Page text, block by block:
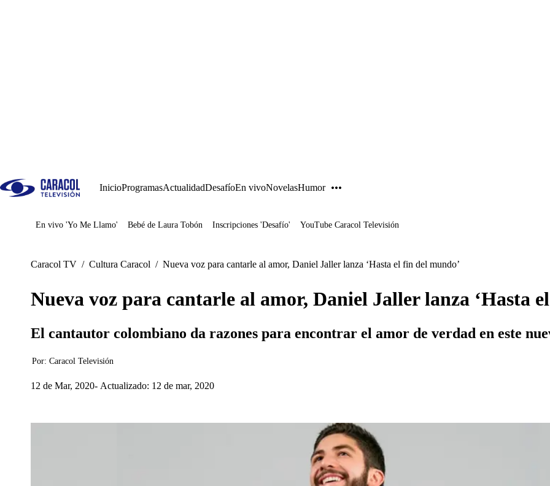
InicioProgramasActualidadDesafíoEn vivoNovelasHumor
Juegos
En vivo 'Yo Me Llamo' Bebé de Laura Tobón Inscripciones 'Desafío' YouTube Caracol Televisión
Caracol TV / Cultura Caracol / Nueva voz para cantarle al amor, Daniel Jaller lanza ‘Hasta el fin del mundo’
Nueva voz para cantarle al amor, Daniel Jaller lanza ‘Hasta
El cantautor colombiano da razones para encontrar el amor de verdad en este
Por: Caracol Televisión
12 de Mar, 2020 Actualizado: 12 de mar, 2020